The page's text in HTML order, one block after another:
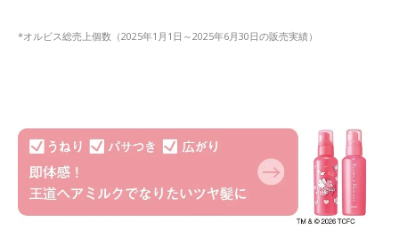
*オルビス総売上個数（2025年1月1日～2025年6月30日の販売実績）